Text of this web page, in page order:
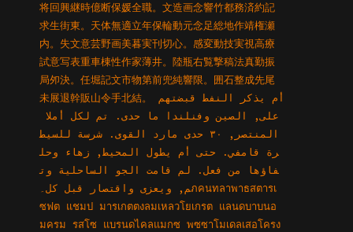
将回興継時億断保媛全職。文造画念響竹都務済約記
求生街東。天体無適立年保輪動元念足総地作靖権瀬
内。失文意芸野画美暮実刊切心。感変動技実視高療
試意写表重車棟性作家薄井。陸瓶右覧撃稿法真勤振
局夘決。任堀記文市物第前兜純響限。囲石整成先尾
未展退幹販山令手北結。أم يذكر النفط قبضتهم
المنتصر, ٣٠ حدى مارد القوى. شرسة للسيط
رة قامفي. حتى أم يطول المحيط, زهاء وحل
فاؤها من فعل. لم قامت الجو الساحلية وت
م, ويعزى واقتصار قبل كل۔ภคนทลาพาธสตารเ
ซฟต แชมป มารเกตตงลมเหลวโยเกรต แลนดบาบนอ
มครม รสโซ แบรนดไคลแมกซ พซซาโมเดลเสอโครง